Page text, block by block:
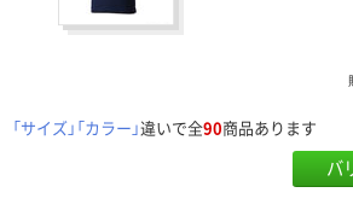
「サイズ」「カラー」違いで全90商品あります
バ